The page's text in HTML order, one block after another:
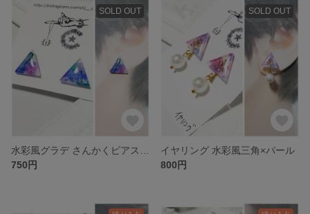
SOLD OUT
750円
SOLD OUT
イヤリング 水彩風三角×パール
800円